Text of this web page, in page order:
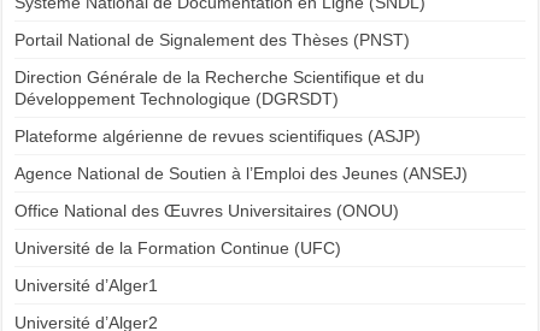
Portail National de Signalement des Thèses (PNST)
Direction Générale de la Recherche Scientifique et du
Développement Technologique (DGRSDT)
Plateforme algérienne de revues scientifiques (ASJP)
Agence National de Soutien à l’Emploi des Jeunes (ANSEJ)
Office National des Œuvres Universitaires (ONOU)
Université de la Formation Continue (UFC)
Université d’Alger1
Université d’Alger2